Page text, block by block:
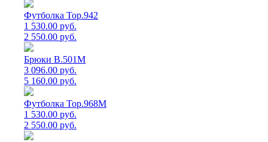
Футболка Top.942
1 530.00 руб.
2 550.00 руб.
Брюки B.501M
3 096.00 руб.
5 160.00 руб.
Футболка Top.968M
1 530.00 руб.
2 550.00 руб.